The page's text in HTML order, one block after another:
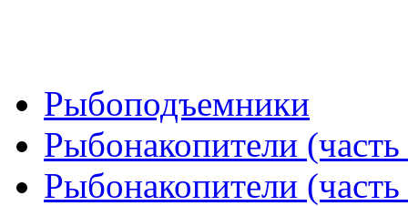
Рыбоподъемники
Рыбонакопители
Рыбонакопители